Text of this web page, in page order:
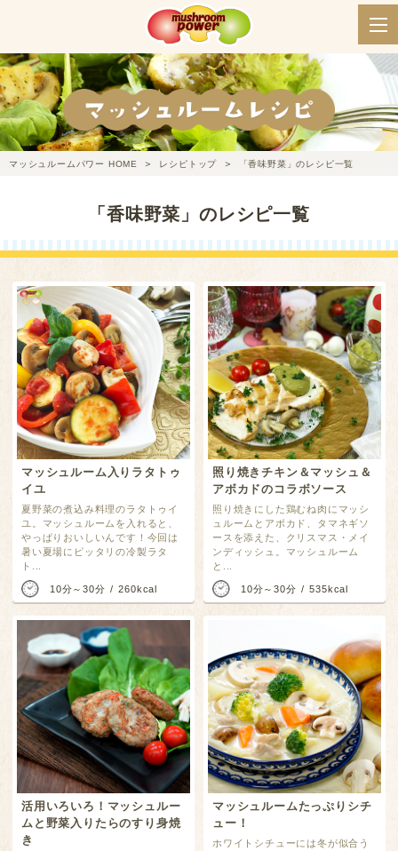
マッシュルームパワー HOME レシピトップ 「香味野菜」のレシピ一覧
「香味野菜」のレシピ一覧
マッシュルーム入りラタトゥ
イユ
夏野菜の煮込み料理のラタトゥイ
ユ。マッシュルームを入れると、
やっぱりおいしいんです！今回は
暑い夏場にピッタリの冷製ラタ
ト...
10分～30分 260kcal
照り焼きチキン＆マッシュ＆
アボカドのコラボソース
照り焼きにした鶏むね肉にマッシ
ュルームとアボカド、タマネギソ
ースを添えた、クリスマス・メイ
ンディッシュ。マッシュルーム
と...
10分～30分 535kcal
活用いろいろ！マッシュルー
ムと野菜入りたらのすり身焼
き
マッシュルームたっぷりシチ
ュー！
ホワイトシチューには冬が似合う